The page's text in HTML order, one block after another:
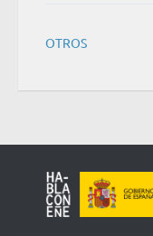
MODA
OTROS